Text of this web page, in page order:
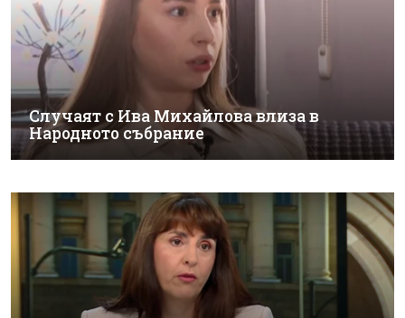
Случаят с Ива Михайлова влиза в
Народното събрание